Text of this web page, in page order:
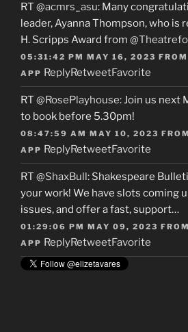
RT @acmrs_asu: Many
leader, Ayanna Thompson, who is
H. Scripps Award from
05:31:42 PM MAY 16, 2023 FROM
APP ReplyRetweetFavorite
RT @RosePlayhouse: Join us next
to book before 5.30pm!
08:47:59 AM MAY 10, 2023 FROM
APP ReplyRetweetFavorite
RT @ShaxBull: Shakespeare
your work! We have slots coming
issues, and offer a fast, support…
01:29:06 PM MAY 09, 2023 FROM
APP ReplyRetweetFavorite